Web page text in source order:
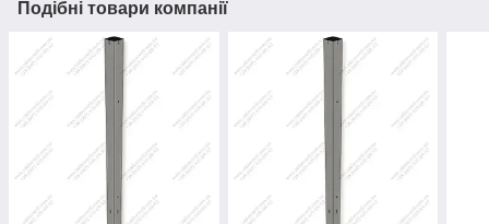
Подібні товари компанії